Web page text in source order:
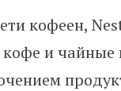
кофеен,
и